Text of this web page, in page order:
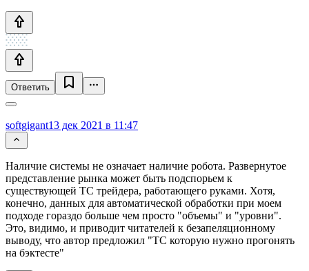
Ответить
softgigant13 дек 2021 в 11:47
Наличие системы не означает наличие робота. Развернутое
представление рынка может быть подспорьем к
существующей ТС трейдера, работающего руками. Хотя,
конечно, данных для автоматической обработки при моем
подходе гораздо больше чем просто "объемы" и "уровни".
Это, видимо, и приводит читателей к безапеляционному
выводу, что автор предложил "ТС которую нужно прогонять
на бэктесте"